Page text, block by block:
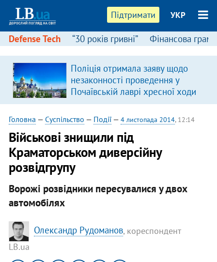
Підтримати УКР
Defense Tech “30 років гривні” Фінансова
Поліція отримала заяву щодо
незаконності проведення у
Почаївській лаврі хресної ходи
Головна — Суспільство — Події— 4 листопада 2014, 12:14
Військові знищили під
Краматорськом диверсійну
розвідгрупу
Ворожі розвідники пересувалися у двох
автомобілях
Олександр Рудоманов, кореспондент
LB.ua